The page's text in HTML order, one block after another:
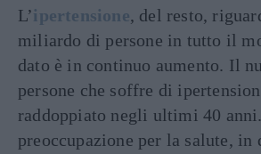
L’ipertensione, del resto,
miliardo di persone in tutto il
dato è in continuo aumento. Il
persone che soffre di
raddoppiato negli ultimi 40
preoccupazione per la salute, in